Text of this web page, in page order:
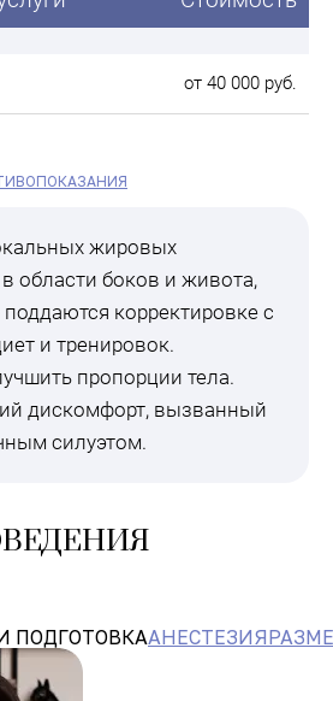
от 40 000 руб.
жировых
области боков и живота,
корректировке с
и тренировок.
пропорции тела.
дискомфорт, вызванный
силуэтом.
ПОДГОТОВКААНЕСТЕЗИЯ